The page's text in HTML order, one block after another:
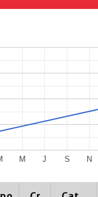
M J S N